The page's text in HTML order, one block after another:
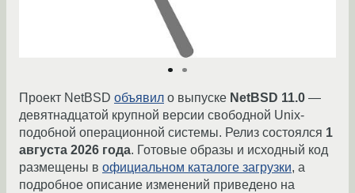
Проект NetBSD объявил о выпуске NetBSD 11.0 —
девятнадцатой крупной версии свободной Unix-
подобной операционной системы. Релиз состоялся 1
августа 2026 года. Готовые образы и исходный код
размещены в официальном каталоге загрузки, а
подробное описание изменений приведено на